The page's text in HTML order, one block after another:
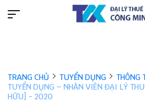
TRANG CHỦ TUYỂN DỤNG
THÔNG
TUYỂN DỤNG – NHÂN VIÊN ĐẠI LÝ
HỮU] - 2020